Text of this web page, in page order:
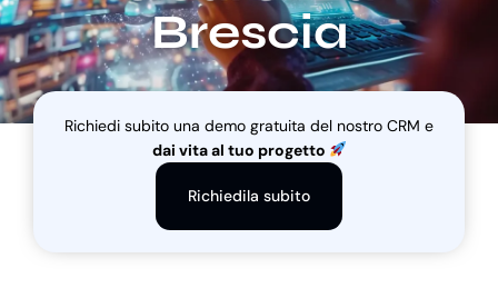
Blog
Brescia
Richiedi subito una demo gratuita del nostro CRM e
dai vita al tuo progetto
Richiedila subito